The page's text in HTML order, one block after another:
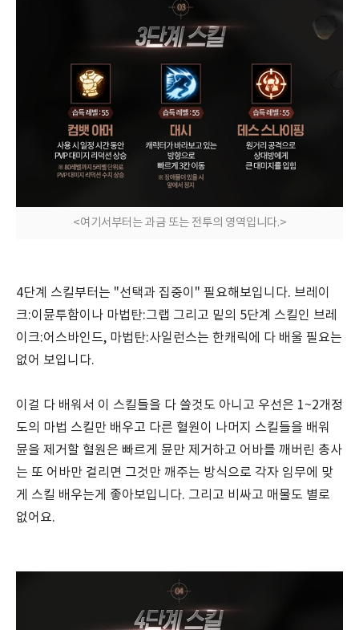
<여기서부터는 과금 또는 전투의 영역입니다.>
4단계 스킬부터는 "선택과 집중이" 필요해보입니다. 브레이
크:이뮨투함이나 마법탄:그랩 그리고 밑의 5단계 스킬인 브레
이크:어스바인드, 마법탄:사일런스는 한캐릭에 다 배울 필요는
없어 보입니다.
이걸 다 배워서 이 스킬들을 다 쓸것도 아니고 우선은 1~2개정
도의 마법 스킬만 배우고 다른 혈원이 나머지 스킬들을 배워
뮨을 제거할 혈원은 빠르게 뮨만 제거하고 어바를 깨버린 총사
는 또 어바만 걸리면 그것만 깨주는 방식으로 각자 임무에 맞
게 스킬 배우는게 좋아보입니다. 그리고 비싸고 매물도 별로
없어요.